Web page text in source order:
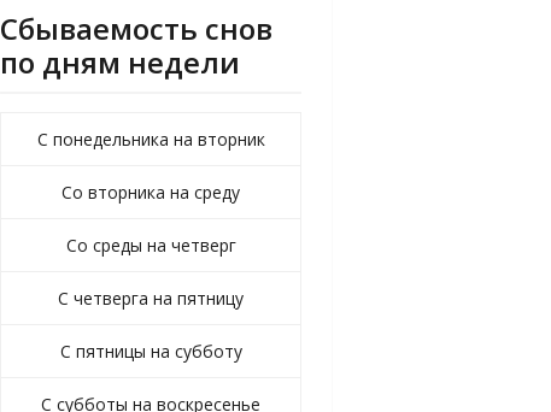
Сбываемость снов
по дням недели
С понедельника на вторник
Со вторника на среду
Со среды на четверг
С четверга на пятницу
С пятницы на субботу
С субботы на воскресенье